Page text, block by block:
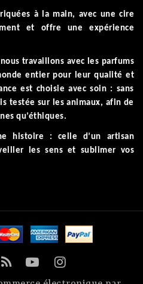
à la main, avec une cire
et offre une expérience
travaillons avec les parfums
entier pour leur qualité et
est choisie avec soin : sans
testée sur les animaux, afin de
qu’éthiques.
histoire : celle d’un artisan
les sens et sublimer vos